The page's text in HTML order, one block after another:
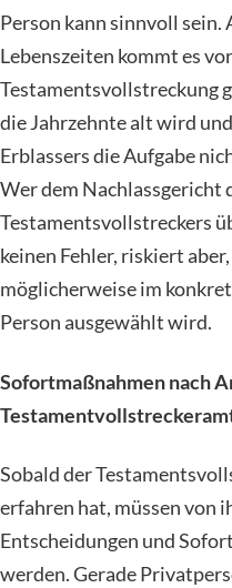
Person kann sinnvoll
Lebenszeiten kommt es
Testamentsvollstreckung
die Jahrzehnte alt wird
Erblassers die Aufgabe
Wer dem Nachlassgericht
Testamentsvollstreckers
keinen Fehler, riskiert
möglicherweise im
Person ausgewählt wird.
Sofortmaßnahmen nach
Sobald der
erfahren hat, müssen
Entscheidungen und
werden. Gerade